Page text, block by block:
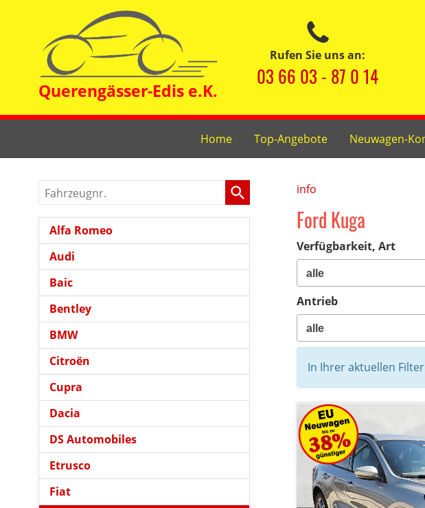
Rufen Sie uns an:
03 66 03 - 87 0 14
Home Top-Angebote Neuwagen-
info
Ford Kuga
Verfügbarkeit, Art
Antrieb
In Ihrer aktuellen
Fahrzeugnr.
Alfa Romeo
Audi
Baic
Bentley
BMW
Citroën
Cupra
Dacia
DS Automobiles
Etrusco
Fiat